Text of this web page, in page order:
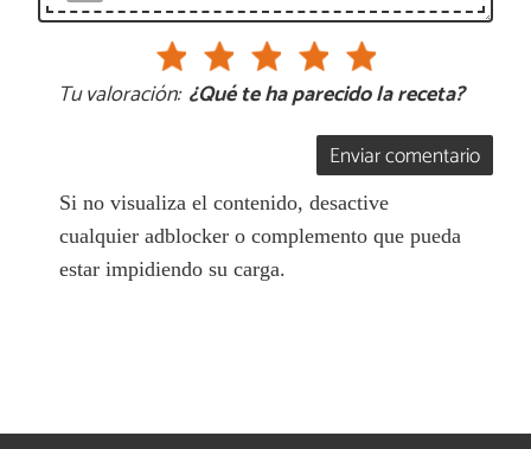
Tu valoración: ¿Qué te ha parecido la receta?
Enviar comentario
Si no visualiza el contenido, desactive
cualquier adblocker o complemento que pueda
estar impidiendo su carga.